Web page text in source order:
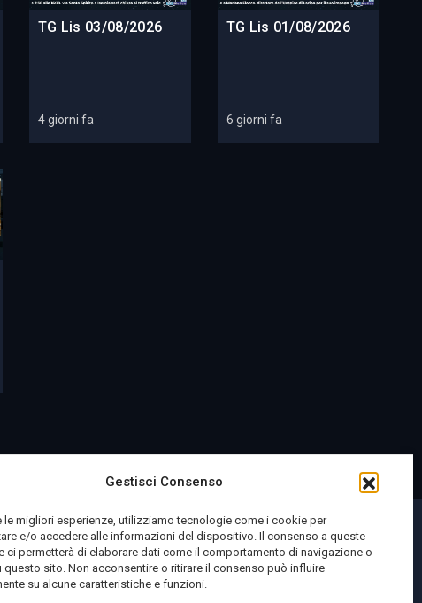
Gestisci Consenso
le migliori esperienze, utilizziamo tecnologie come i cookie per
e/o accedere alle informazioni del dispositivo. Il consenso a queste
ci permetterà di elaborare dati come il comportamento di navigazione o
questo sito. Non acconsentire o ritirare il consenso può influire
su alcune caratteristiche e funzioni.
TG Lis 03/08/2026
4 giorni fa
TG Lis 01/08/2026
6 giorni fa